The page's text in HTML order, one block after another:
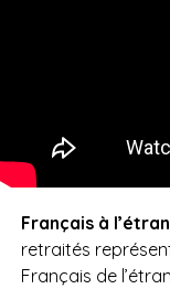
Français à
retraités
Français de